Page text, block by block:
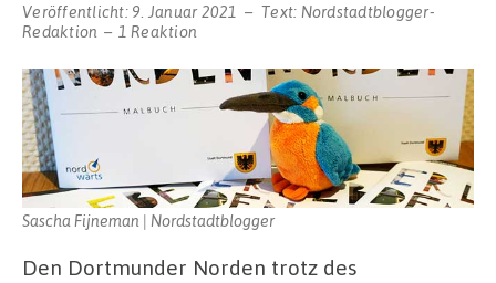
Veröffentlicht: 9. Januar 2021 Text: Nordstadtblogger-
Redaktion
1 Reaktion
Sascha Fijneman | Nordstadtblogger
Den Dortmunder Norden trotz des